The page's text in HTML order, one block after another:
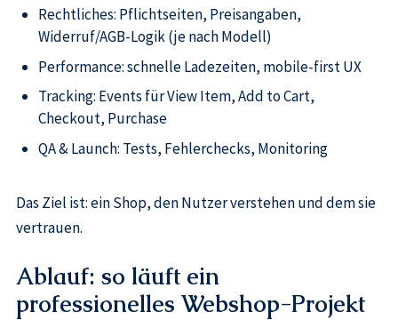
Rechtliches: Pflichtseiten, Preisangaben,
Widerruf/AGB-Logik (je nach Modell)
Performance: schnelle Ladezeiten, mobile-first UX
Tracking: Events für View Item, Add to Cart,
Checkout, Purchase
QA & Launch: Tests, Fehlerchecks, Monitoring
Das Ziel ist: ein Shop, den Nutzer verstehen und dem sie
vertrauen.
Ablauf: so läuft ein
professionelles Webshop-Projekt